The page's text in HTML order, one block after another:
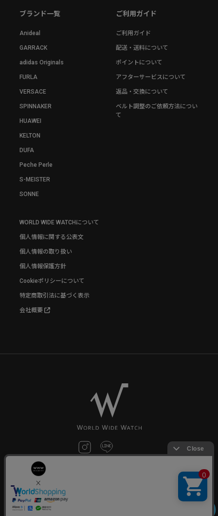
ブランド一覧
Anideal
GARRACK
adidas Originals
FURLA
VERSACE
SPINNAKER
HUAWEI
KELTON
DUFA
Peche Perle
S-MEISTER
SONNE
ご利用ガイド
ご利用ガイド
配送・送料について
ポイントについて
アフターサービスについて
返品・交換について
ベルト調整のご依頼方法につい
て
WORLD WIDE WATCHについて
個人情報に関する公表文
個人情報の取り扱い
個人情報保護方針
Cookieポリシーについて
特定商取引法に基づく表示
会社概要
©World Wide Watch All Rights reserved.